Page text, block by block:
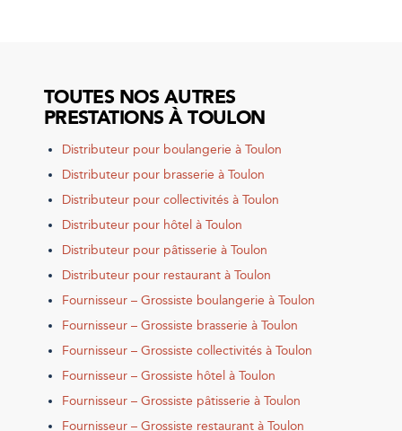
TOUTES NOS AUTRES
PRESTATIONS À TOULON
Distributeur pour boulangerie à Toulon
Distributeur pour brasserie à Toulon
Distributeur pour collectivités à Toulon
Distributeur pour hôtel à Toulon
Distributeur pour pâtisserie à Toulon
Distributeur pour restaurant à Toulon
Fournisseur – Grossiste boulangerie à Toulon
Fournisseur – Grossiste brasserie à Toulon
Fournisseur – Grossiste collectivités à Toulon
Fournisseur – Grossiste hôtel à Toulon
Fournisseur – Grossiste pâtisserie à Toulon
Fournisseur – Grossiste restaurant à Toulon